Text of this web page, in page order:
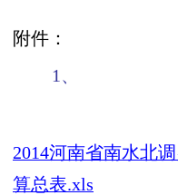
附件：
1、
2014河南省南水北
算总表.xls